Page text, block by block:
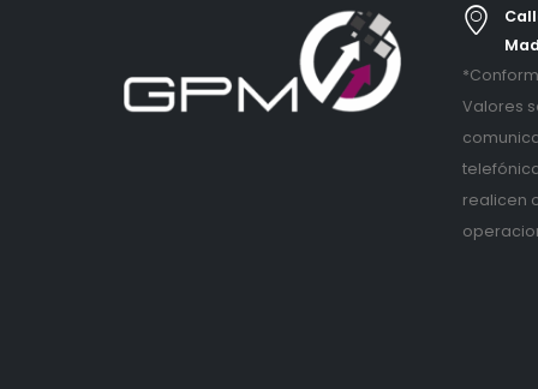
Valores
realicen